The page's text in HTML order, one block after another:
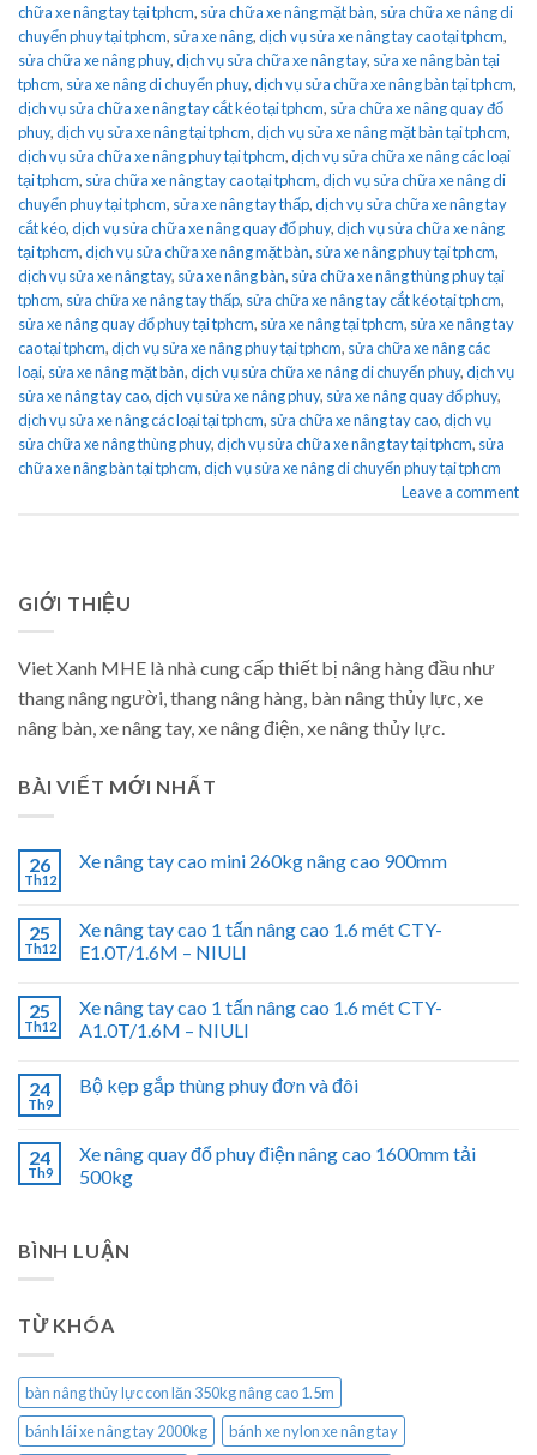
chữa xe nâng tay tại tphcm, sửa chữa xe nâng mặt bàn, sửa chữa xe nâng di
chuyển phuy tại tphcm, sửa xe nâng,dịch vụ sửa xe nâng tay cao tại tphcm,
sửa chữa xe nâng phuy,dịch vụ sửa chữa xe nâng tay, sửa xe nâng bàn tại
tphcm, sửa xe nâng di chuyển phuy,dịch vụ sửa chữa xe nâng bàn tại tphcm,
dịch vụ sửa chữa xe nâng tay cắt kéo tại tphcm, sửa chữa xe nâng quay đổ
phuy,dịch vụ sửa xe nâng tại tphcm,dịch vụ sửa xe nâng mặt bàn tại tphcm,
dịch vụ sửa chữa xe nâng phuy tại tphcm,dịch vụ sửa chữa xe nâng các loại
tại tphcm, sửa chữa xe nâng tay cao tại tphcm,dịch vụ sửa chữa xe nâng di
chuyển phuy tại tphcm, sửa xe nâng tay thấp,dịch vụ sửa chữa xe nâng tay
cắt kéo,dịch vụ sửa chữa xe nâng quay đổ phuy,dịch vụ sửa chữa xe nâng
tại tphcm,dịch vụ sửa chữa xe nâng mặt bàn, sửa xe nâng phuy tại tphcm,
dịch vụ sửa xe nâng tay, sửa xe nâng bàn, sửa chữa xe nâng thùng phuy tại
tphcm, sửa chữa xe nâng tay thấp, sửa chữa xe nâng tay cắt kéo tại tphcm,
sửa xe nâng quay đổ phuy tại tphcm, sửa xe nâng tại tphcm, sửa xe nâng tay
cao tại tphcm,dịch vụ sửa xe nâng phuy tại tphcm, sửa chữa xe nâng các
loại, sửa xe nâng mặt bàn,dịch vụ sửa chữa xe nâng di chuyển phuy,dịch vụ
sửa xe nâng tay cao,dịch vụ sửa xe nâng phuy, sửa xe nâng quay đổ phuy,
dịch vụ sửa xe nâng các loại tại tphcm, sửa chữa xe nâng tay cao,dịch vụ
sửa chữa xe nâng thùng phuy,dịch vụ sửa chữa xe nâng tay tại tphcm, sửa
chữa xe nâng bàn tại tphcm,dịch vụ sửa xe nâng di chuyển phuy tại tphcm
Leave a comment
GIỚI THIỆU
Viet Xanh MHE là nhà cung cấp thiết bị nâng hàng đầu như
thang nâng người, thang nâng hàng, bàn nâng thủy lực, xe
nâng bàn, xe nâng tay, xe nâng điện, xe nâng thủy lực.
BÀI VIẾT MỚI NHẤT
26
Th12
Xe nâng tay cao mini 260kg nâng cao 900mm
25
Th12
Xe nâng tay cao 1 tấn nâng cao 1.6 mét CTY-
E1.0T/1.6M – NIULI
25
Th12
Xe nâng tay cao 1 tấn nâng cao 1.6 mét CTY-
A1.0T/1.6M – NIULI
24
Th9
Bộ kẹp gắp thùng phuy đơn và đôi
24
Th9
Xe nâng quay đổ phuy điện nâng cao 1600mm tải
500kg
BÌNH LUẬN
TỪ KHÓA
bàn nâng thủy lực con lăn 350kg nâng cao 1.5m
bánh lái xe nâng tay 2000kg
bánh xe nylon xe nâng tay